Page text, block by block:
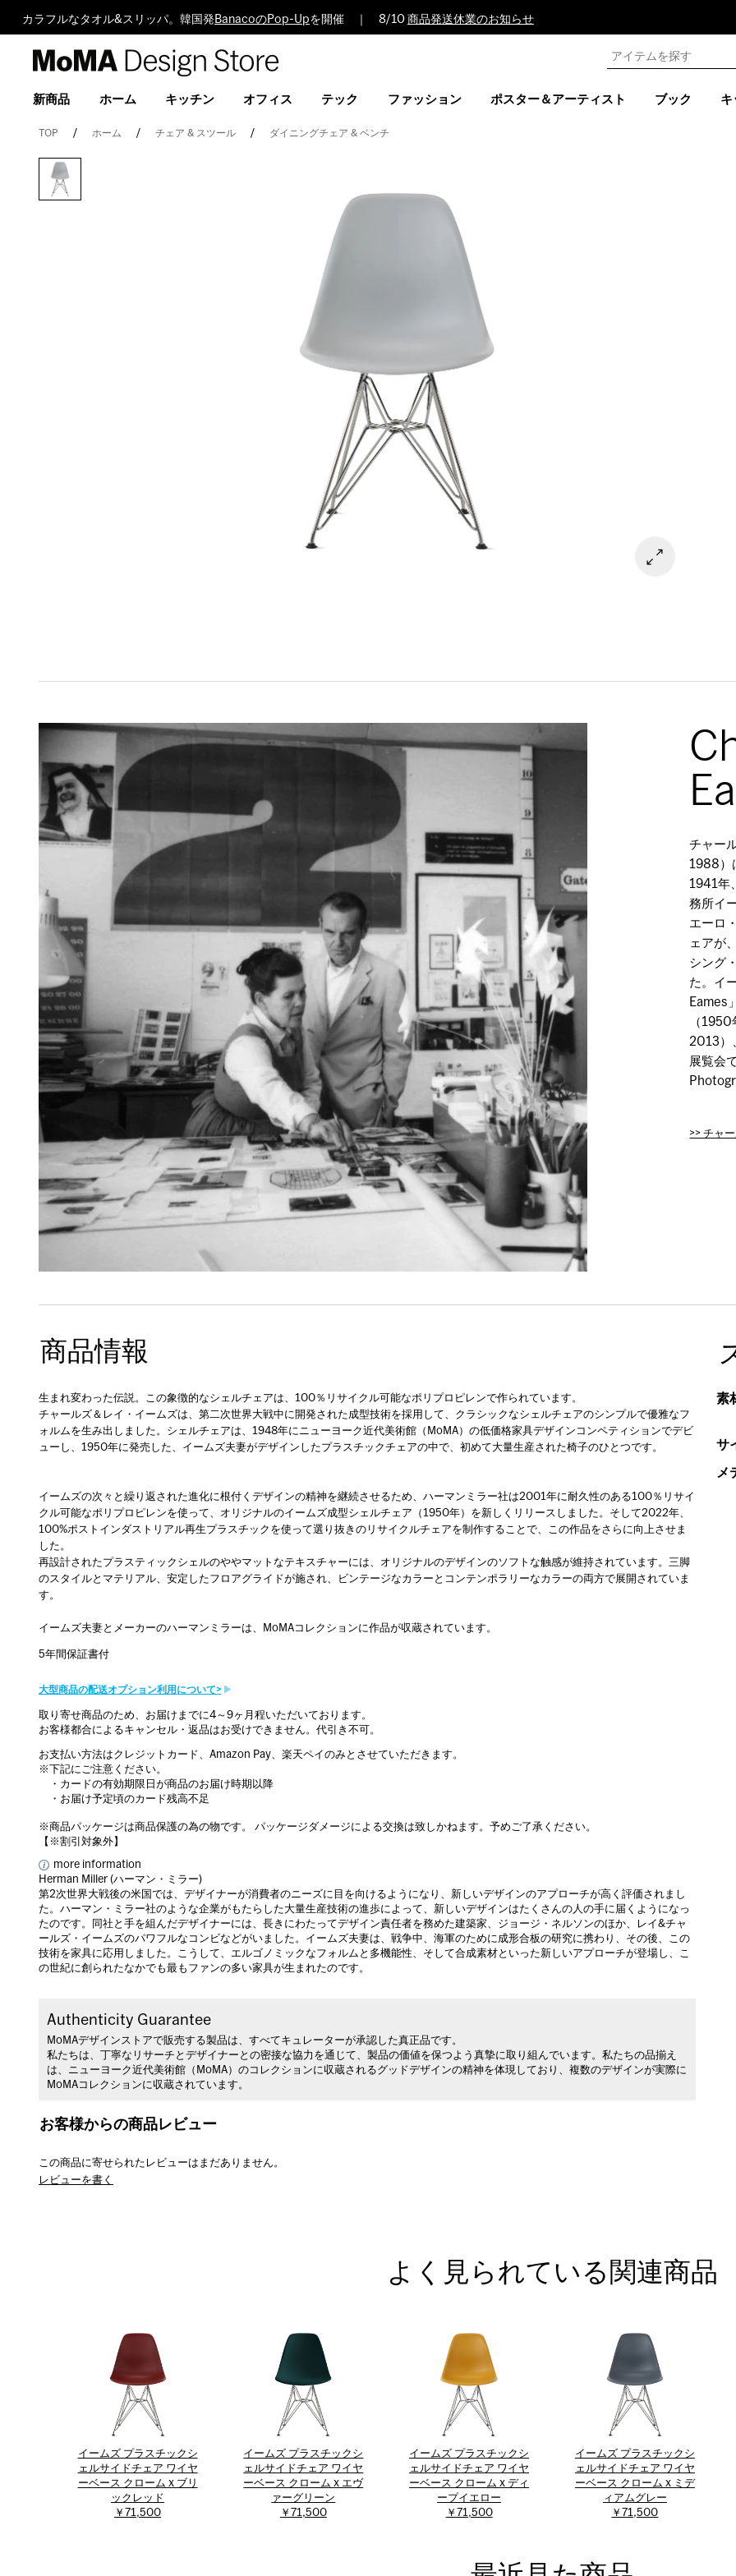
カラフルなタオル&スリッパ。韓国発 BanacoのPop-Upを開催 ｜ 8/10 商品発送休業のお知らせ
Design
新商品 ホーム キッチン オフィス テック ファッション ポスター＆アーティスト ブック キ
TOP ホーム チェア & スツール ダイニングチェア & ベンチ
チャー
1988）
1941年
務所イ
エーロ
ェアが
シング
た。イ
Eames
（
2013）
展覧会
>> チャ
商品情報
生まれ変わった伝説。この象徴的なシェルチェアは、100％リサイクル可能なポリプロピレンで作られています。
チャールズ＆レイ・イームズは、第二次世界大戦中に開発された成型技術を採用して、クラシックなシェルチェアのシンプルで優雅なフ
ォルムを生み出しました。シェルチェアは、1948年にニューヨーク近代美術館（MoMA）の低価格家具デザインコンペティションでデビ
ューし、1950年に発売した、イームズ夫妻がデザインしたプラスチックチェアの中で、初めて大量生産された椅子のひとつです。
イームズの次々と繰り返された進化に根付くデザインの精神を継続させるため、ハーマンミラー社は2001年に耐久性のある100％リサイ
クル可能なポリプロピレンを使って、オリジナルのイームズ成型シェルチェア（1950年）を新しくリリースしました。そして2022年、
100%ポストインダストリアル再生プラスチックを使って選り抜きのリサイクルチェアを制作することで、この作品をさらに向上させま
した。
再設計されたプラスティックシェルのややマットなテキスチャーには、オリジナルのデザインのソフトな触感が維持されています。三脚
のスタイルとマテリアル、安定したフロアグライドが施され、ビンテージなカラーとコンテンポラリーなカラーの両方で展開されていま
す。
イームズ夫妻とメーカーのハーマンミラーは、MoMAコレクションに作品が収蔵されています。
5年間保証書付
大型商品の配送オプション利用について>
取り寄せ商品のため、お届けまでに4～9ヶ月程いただいております。
お客様都合によるキャンセル・返品はお受けできません。代引き不可。
お支払い方法はクレジットカード、Amazon Pay、楽天ペイのみとさせていただきます。
※下記にご注意ください。
・カードの有効期限日が商品のお届け時期以降
・お届け予定頃のカード残高不足
※商品パッケージは商品保護の為の物です。 パッケージダメージによる交換は致しかねます。予めご了承ください。
【※割引対象外】
more information
Herman Miller (ハーマン・ミラー)
第2次世界大戦後の米国では、デザイナーが消費者のニーズに目を向けるようになり、新しいデザインのアプローチが高く評価されまし
た。ハーマン・ミラー社のような企業がもたらした大量生産技術の進歩によって、新しいデザインはたくさんの人の手に届くようになっ
たのです。同社と手を組んだデザイナーには、長きにわたってデザイン責任者を務めた建築家、ジョージ・ネルソンのほか、レイ&チャ
ールズ・イームズのパワフルなコンビなどがいました。イームズ夫妻は、戦争中、海軍のために成形合板の研究に携わり、その後、この
技術を家具に応用しました。こうして、エルゴノミックなフォルムと多機能性、そして合成素材といった新しいアプローチが登場し、こ
の世紀に創られたなかでも最もファンの多い家具が生まれたのです。
Authenticity Guarantee
MoMAデザインストアで販売する製品は、すべてキュレーターが承認した真正品です。
私たちは、丁寧なリサーチとデザイナーとの密接な協力を通じて、製品の価値を保つよう真摯に取り組んでいます。私たちの品揃え
は、ニューヨーク近代美術館（MoMA）のコレクションに収蔵されるグッドデザインの精神を体現しており、複数のデザインが実際に
MoMAコレクションに収蔵されています。
素
サ
メ
お客様からの商品レビュー
この商品に寄せられたレビューはまだありません。
レビューを書く
よく見られている関連商品
イームズ プラスチックシ
ェルサイドチェア ワイヤ
ーベース クローム x ブリ
ックレッド
￥71,500
イームズ プラスチックシ
ェルサイドチェア ワイヤ
ーベース クローム x エヴ
ァーグリーン
￥71,500
イームズ プラスチックシ
ェルサイドチェア ワイヤ
ーベース クローム x ディ
ープイエロー
￥71,500
イームズ プラスチックシ
ェルサイドチェア ワイヤ
ーベース クローム x ミデ
ィアムグレー
￥71,500